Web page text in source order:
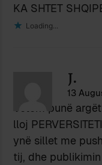
KA SHTET
Loading...
J.
13
Vetëm punë
lloj
ynë sillet me
tij, dhe